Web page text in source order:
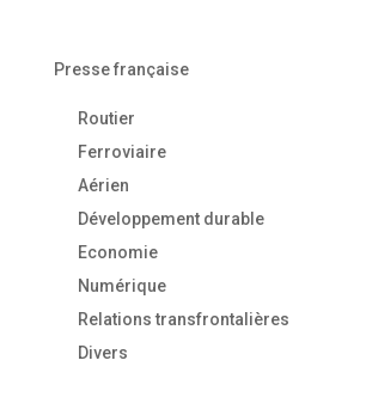
Presse française
Routier
Ferroviaire
Aérien
Développement durable
Economie
Numérique
Relations transfrontalières
Divers